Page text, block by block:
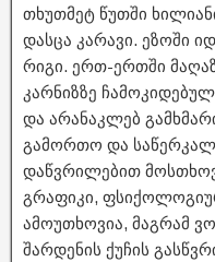
თხუთმეტ წუთში
დასცა კარავი. ეზოში
რიგი. ერთ-ერთში
კარნიზზე
და არანაკლებ
გამორთო და
დაწვრილებით
გრაფიკი,
ამოუთხოვია, მაგრამ
შარდენის ქუჩის